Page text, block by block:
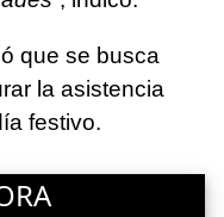
que se busca
la asistencia
festivo.